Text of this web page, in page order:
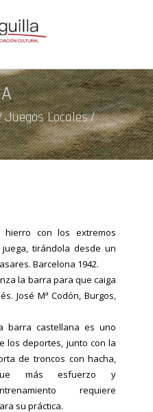
Juegos Locales/
hierro con los extremos
juega, tirándola desde un
Barcelona 1942.
la barra para que caiga
José Mª Codón, Burgos,
barra castellana es uno
los deportes, junto con la
de troncos con hacha,
más esfuerzo y
requiere
su práctica.